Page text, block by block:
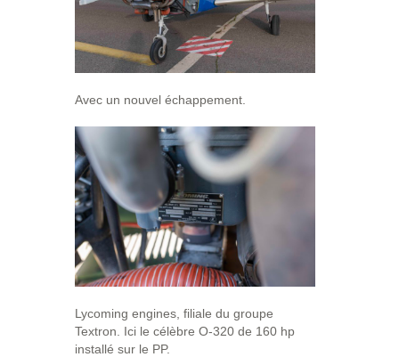
Avec un nouvel échappement.
Lycoming engines, filiale du groupe
Textron. Ici le célèbre O-320 de 160 hp
installé sur le PP.